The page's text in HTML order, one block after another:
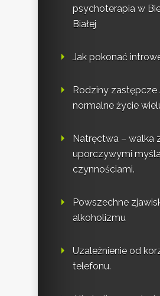
psychoterapia w
Białej
Jak pokonać
Rodziny zastępcze
normalne życie
Natręctwa – walka
uporczywymi
czynnościami.
Powszechne
alkoholizmu
Uzależnienie od
telefonu.